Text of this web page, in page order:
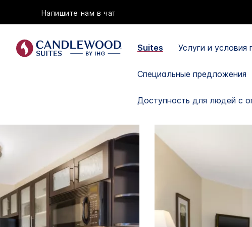
Напишите нам в чат
Suites Услуги и условия
Специальные предложения
Доступность для людей с